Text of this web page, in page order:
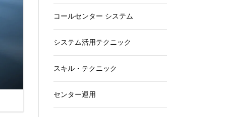
コールセンター システム
システム活用テクニック
スキル・テクニック
センター運用